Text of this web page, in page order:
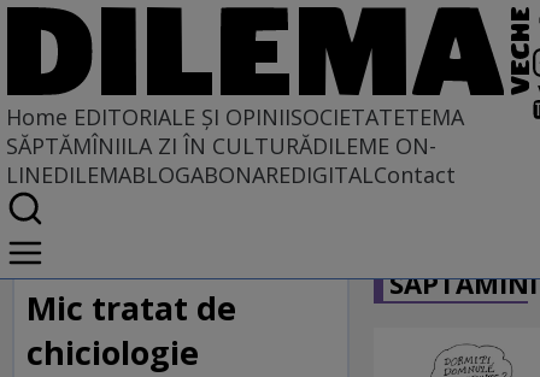
Home EDITORIALE ȘI OPINIISOCIETATETEMA
SĂPTĂMÎNIILA ZI ÎN CULTURĂDILEME ON-
LINEDILEMABLOGABONAREDIGITALContact
Home
EDITORIALE ȘI OPINII
TÎLC SHOW
Mic tratat de
chiciologie